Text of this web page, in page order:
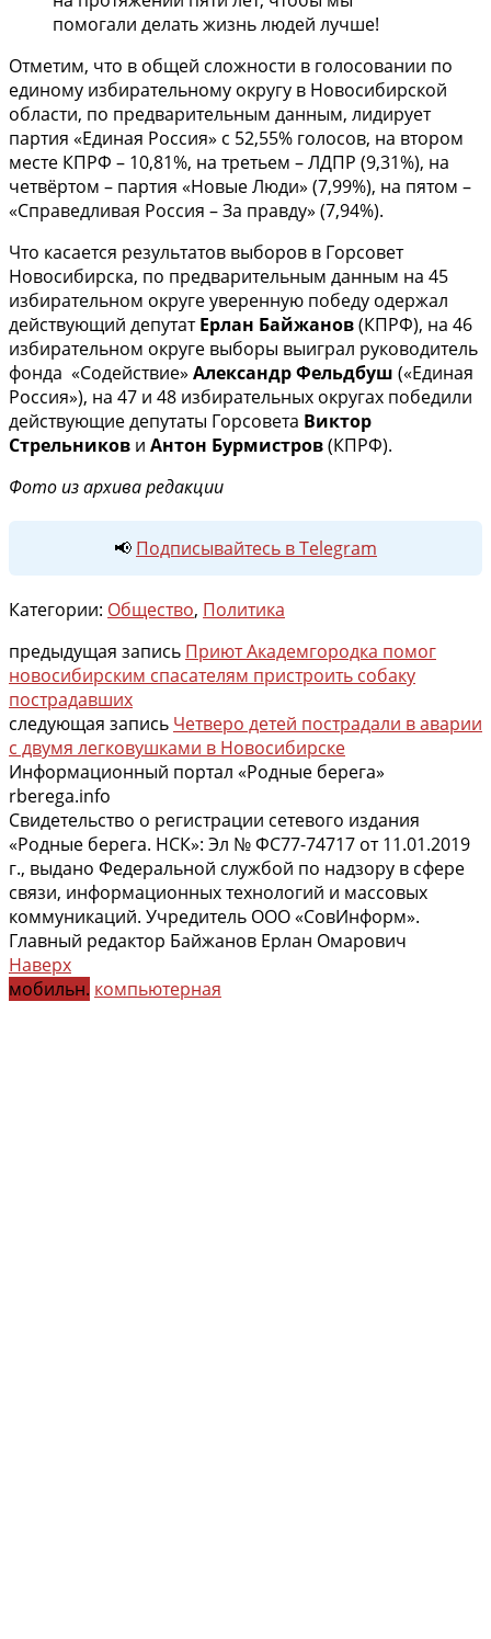
помогали делать жизнь людей лучше!
Отметим, что в общей сложности в голосовании по
единому избирательному округу в Новосибирской
области, по предварительным данным, лидирует
партия «Единая Россия» с 52,55% голосов, на втором
месте КПРФ – 10,81%, на третьем – ЛДПР (9,31%), на
четвёртом – партия «Новые Люди» (7,99%), на пятом –
«Справедливая Россия – За правду» (7,94%).
Что касается результатов выборов в Горсовет
Новосибирска, по предварительным данным на 45
избирательном округе уверенную победу одержал
действующий депутатЕрлан Байжанов(КПРФ), на 46
избирательном округе выборы выиграл руководитель
фонда «Содействие» Александр Фельдбуш («Единая
Россия»), на 47 и 48 избирательных округах победили
действующие депутаты Горсовета Виктор
Стрельников и Антон Бурмистров(КПРФ).
Фото из архива редакции
📢 Подписывайтесь в Telegram
Категории: Общество, Политика
предыдущая запись Приют Академгородка помог
новосибирским спасателям пристроить собаку
пострадавших
следующая запись Четверо детей пострадали в аварии
с двумя легковушками в Новосибирске
Информационный портал «Родные берега»
rberega.info
Свидетельство о регистрации сетевого издания
«Родные берега. НСК»: Эл № ФС77-74717 от 11.01.2019
г., выдано Федеральной службой по надзору в сфере
связи, информационных технологий и массовых
коммуникаций. Учредитель ООО «СовИнформ».
Главный редактор Байжанов Ерлан Омарович
Наверх
мобильн. компьютерная